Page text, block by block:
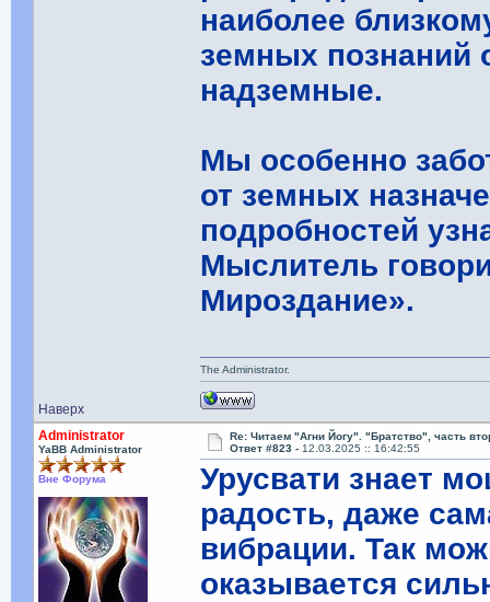
наиболее
земных познаний
надземные.
Мы особенно
от земных
подробностей
Мыслитель
Мироздание».
Наверх
The Administrator.
Administrator
YaBB Administrator
Вне Форума
Re: Читаем "Агни Йогу". "Братство", часть
Ответ #823 - 12.03.2025 :: 16:42:55
Урусвати знает
радость, даже
вибрации. Так
оказывается